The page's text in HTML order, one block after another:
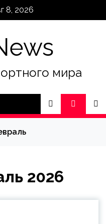
8, 2026
мира
2026